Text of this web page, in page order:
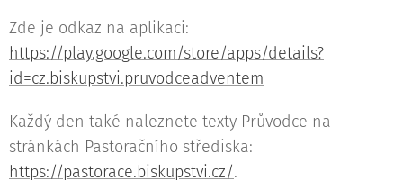
Zde je odkaz na aplikaci:
https://play.google.com/store/apps/details?
id=cz.biskupstvi.pruvodceadventem
Každý den také naleznete texty Průvodce na
stránkách Pastoračního střediska:
https://pastorace.biskupstvi.cz/.